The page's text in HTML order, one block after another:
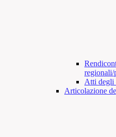
Atti degli
Articolazione